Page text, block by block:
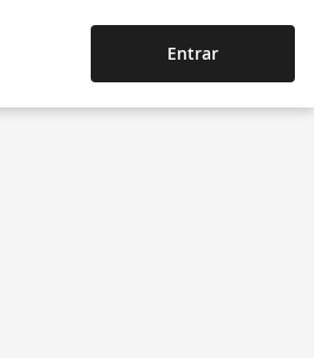
Entrar